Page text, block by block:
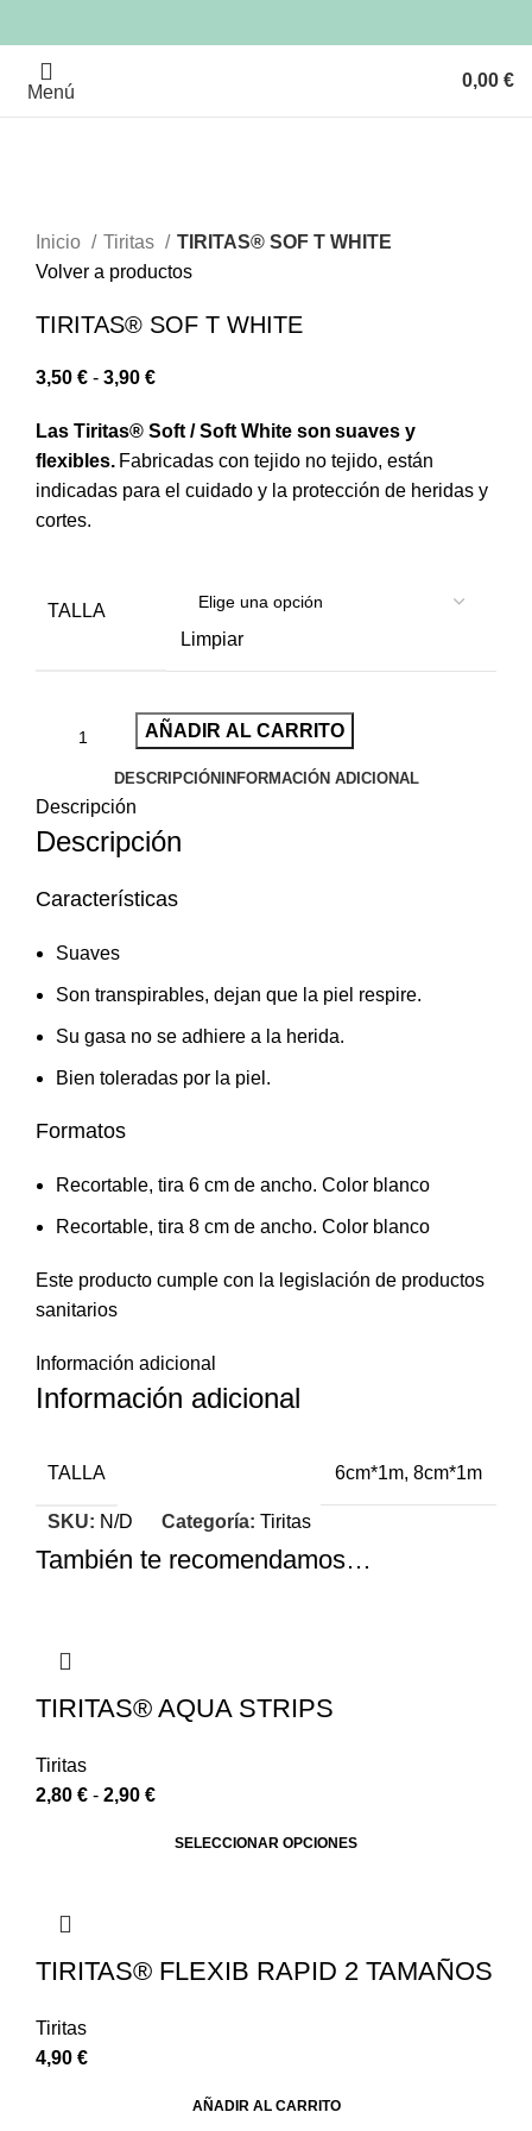
Menú
0,00 €
Inicio
Tiritas
TIRITAS® SOF T WHITE
Volver a productos
TIRITAS® SOF T WHITE
3,50 € - 3,90 €
Las Tiritas® Soft / Soft White son suaves y
flexibles. Fabricadas con tejido no tejido, están
indicadas para el cuidado y la protección de heridas y
cortes.
TALLA
Limpiar
AÑADIR AL CARRITO
DESCRIPCIÓN INFORMACIÓN ADICIONAL
Descripción
Descripción
Características
Suaves
Son transpirables, dejan que la piel respire.
Su gasa no se adhiere a la herida.
Bien toleradas por la piel.
Formatos
Recortable, tira 6 cm de ancho. Color blanco
Recortable, tira 8 cm de ancho. Color blanco
Este producto cumple con la legislación de productos
sanitarios
Información adicional
Información adicional
TALLA 6cm*1m, 8cm*1m
SKU: N/D Categoría: Tiritas
También te recomendamos…
TIRITAS® AQUA STRIPS
Tiritas
2,80 € - 2,90 €
SELECCIONAR OPCIONES
TIRITAS® FLEXIB RAPID 2 TAMAÑOS
Tiritas
4,90 €
AÑADIR AL CARRITO